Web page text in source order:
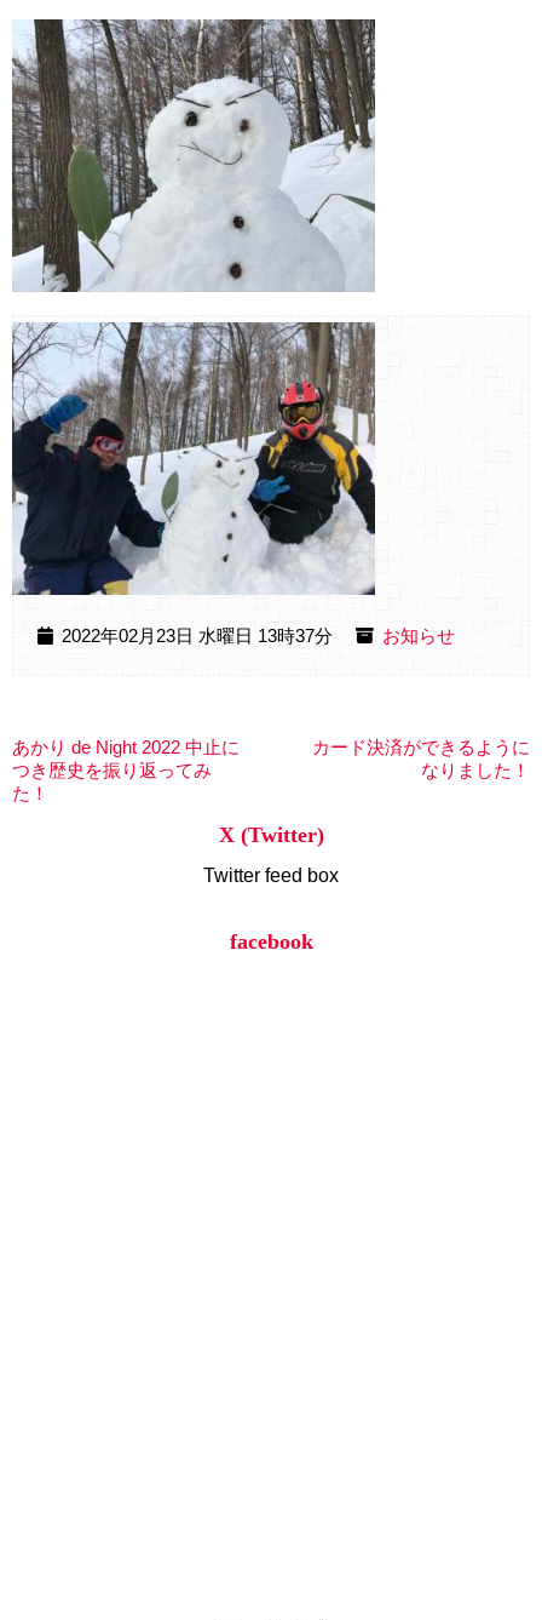
2022年02月23日 水曜日 13時37分 お知らせ
あかり de Night 2022 中止に
つき歴史を振り返ってみ
た！
カード決済ができるように
なりました！
X (Twitter)
Twitter feed box
facebook